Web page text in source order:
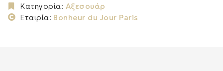
Κατηγορία: Αξεσουάρ
Εταιρία: Bonheur du Jour Paris